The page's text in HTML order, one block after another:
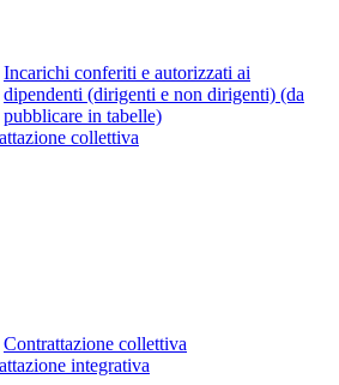
Incarichi conferiti e autorizzati ai
dipendenti (dirigenti e non dirigenti) (da
pubblicare in tabelle)
collettiva
Contrattazione collettiva
integrativa